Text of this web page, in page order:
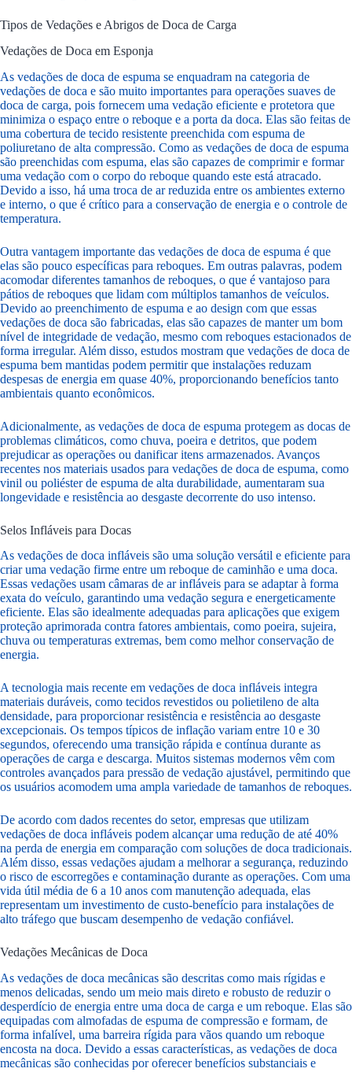
Tipos de Vedações e Abrigos de Doca de Carga
Vedações de Doca em Esponja
As vedações de doca de espuma se enquadram na categoria de
vedações de doca e são muito importantes para operações suaves de
doca de carga, pois fornecem uma vedação eficiente e protetora que
minimiza o espaço entre o reboque e a porta da doca. Elas são feitas de
uma cobertura de tecido resistente preenchida com espuma de
poliuretano de alta compressão. Como as vedações de doca de espuma
são preenchidas com espuma, elas são capazes de comprimir e formar
uma vedação com o corpo do reboque quando este está atracado.
Devido a isso, há uma troca de ar reduzida entre os ambientes externo
e interno, o que é crítico para a conservação de energia e o controle de
temperatura.
Outra vantagem importante das vedações de doca de espuma é que
elas são pouco específicas para reboques. Em outras palavras, podem
acomodar diferentes tamanhos de reboques, o que é vantajoso para
pátios de reboques que lidam com múltiplos tamanhos de veículos.
Devido ao preenchimento de espuma e ao design com que essas
vedações de doca são fabricadas, elas são capazes de manter um bom
nível de integridade de vedação, mesmo com reboques estacionados de
forma irregular. Além disso, estudos mostram que vedações de doca de
espuma bem mantidas podem permitir que instalações reduzam
despesas de energia em quase 40%, proporcionando benefícios tanto
ambientais quanto econômicos.
Adicionalmente, as vedações de doca de espuma protegem as docas de
problemas climáticos, como chuva, poeira e detritos, que podem
prejudicar as operações ou danificar itens armazenados. Avanços
recentes nos materiais usados para vedações de doca de espuma, como
vinil ou poliéster de espuma de alta durabilidade, aumentaram sua
longevidade e resistência ao desgaste decorrente do uso intenso.
Selos Infláveis para Docas
As vedações de doca infláveis são uma solução versátil e eficiente para
criar uma vedação firme entre um reboque de caminhão e uma doca.
Essas vedações usam câmaras de ar infláveis para se adaptar à forma
exata do veículo, garantindo uma vedação segura e energeticamente
eficiente. Elas são idealmente adequadas para aplicações que exigem
proteção aprimorada contra fatores ambientais, como poeira, sujeira,
chuva ou temperaturas extremas, bem como melhor conservação de
energia.
A tecnologia mais recente em vedações de doca infláveis integra
materiais duráveis, como tecidos revestidos ou polietileno de alta
densidade, para proporcionar resistência e resistência ao desgaste
excepcionais. Os tempos típicos de inflação variam entre 10 e 30
segundos, oferecendo uma transição rápida e contínua durante as
operações de carga e descarga. Muitos sistemas modernos vêm com
controles avançados para pressão de vedação ajustável, permitindo que
os usuários acomodem uma ampla variedade de tamanhos de reboques.
De acordo com dados recentes do setor, empresas que utilizam
vedações de doca infláveis podem alcançar uma redução de até 40%
na perda de energia em comparação com soluções de doca tradicionais.
Além disso, essas vedações ajudam a melhorar a segurança, reduzindo
o risco de escorregões e contaminação durante as operações. Com uma
vida útil média de 6 a 10 anos com manutenção adequada, elas
representam um investimento de custo-benefício para instalações de
alto tráfego que buscam desempenho de vedação confiável.
Vedações Mecânicas de Doca
As vedações de doca mecânicas são descritas como mais rígidas e
menos delicadas, sendo um meio mais direto e robusto de reduzir o
desperdício de energia entre uma doca de carga e um reboque. Elas são
equipadas com almofadas de espuma de compressão e formam, de
forma infalível, uma barreira rígida para vãos quando um reboque
encosta na doca. Devido a essas características, as vedações de doca
mecânicas são conhecidas por oferecer benefícios substanciais e